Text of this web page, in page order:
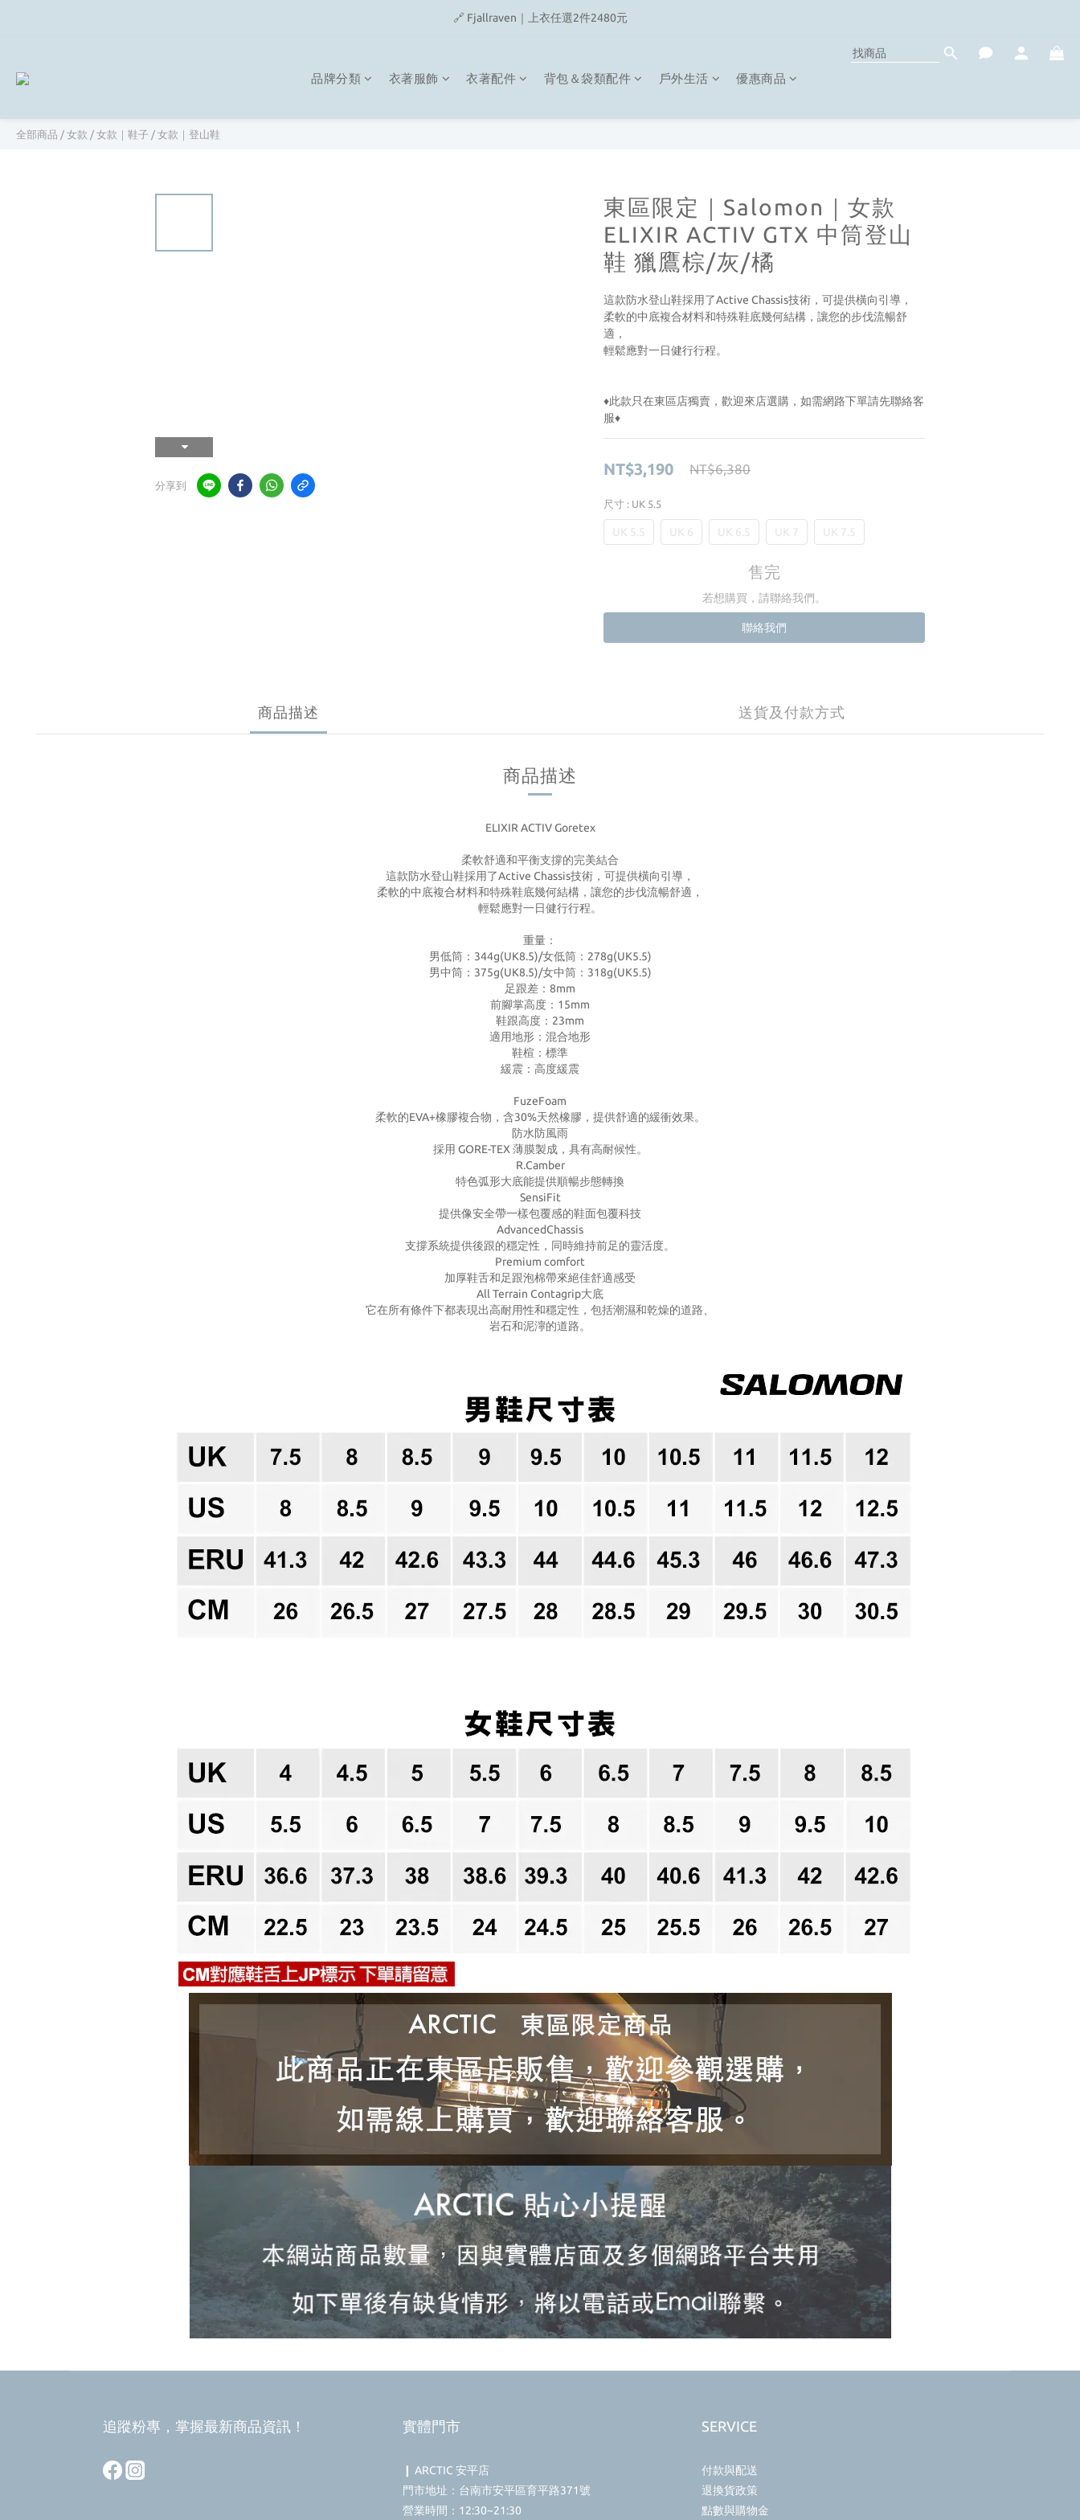
🔗 Snow Peak｜歡慶父親節滿4500即贈品牌方巾
🔗 Fjallraven｜上衣任選2件2480元
品牌分類 衣著服飾 衣著配件 背包＆袋類配件 戶外生活 優惠商品
全部商品 / 女款 / 女款｜鞋子 / 女款｜登山鞋
分享到
東區限定｜Salomon｜女款
ELIXIR ACTIV GTX 中筒登山
鞋 獵鷹棕/灰/橘
這款防水登山鞋採用了Active Chassis技術，可提供橫向引導，
柔軟的中底複合材料和特殊鞋底幾何結構，讓您的步伐流暢舒
適，
輕鬆應對一日健行行程。
♦︎此款只在東區店獨賣，歡迎來店選購，如需網路下單請先聯絡客
服♦︎
NT$3,190 NT$6,380
尺寸 : UK 5.5
UK 5.5 UK 6 UK 6.5 UK 7 UK 7.5
售完
若想購買，請聯絡我們。
聯絡我們
商品描述 送貨及付款方式
商品描述
ELIXIR ACTIV Goretex
柔軟舒適和平衡支撐的完美結合
這款防水登山鞋採用了Active Chassis技術，可提供橫向引導，
柔軟的中底複合材料和特殊鞋底幾何結構，讓您的步伐流暢舒適，
輕鬆應對一日健行行程。
重量：
男低筒：344g(UK8.5)/女低筒：278g(UK5.5)
男中筒：375g(UK8.5)/女中筒：318g(UK5.5)
足跟差：8mm
前腳掌高度：15mm
鞋跟高度：23mm
適用地形：混合地形
鞋楦：標準
緩震：高度緩震
FuzeFoam
柔軟的EVA+橡膠複合物，含30%天然橡膠，提供舒適的緩衝效果。
防水防風雨
採用 GORE-TEX 薄膜製成，具有高耐候性。
R.Camber
特色弧形大底能提供順暢步態轉換
SensiFit
提供像安全帶一樣包覆感的鞋面包覆科技
AdvancedChassis
支撐系統提供後跟的穩定性，同時維持前足的靈活度。
Premium comfort​
加厚鞋舌和足跟泡棉帶來絕佳舒適感受
All Terrain Contagrip大底
它在所有條件下都表現出高耐用性和穩定性，包括潮濕和乾燥的道路、
岩石和泥濘的道路。
追蹤粉專，掌握最新商品資訊！ 實體門市
❙ ARCTIC 安平店
門市地址：台南市安平區育平路371號
營業時間：12:30~21:30
SERVICE
付款與配送
退換貨政策
點數與購物金